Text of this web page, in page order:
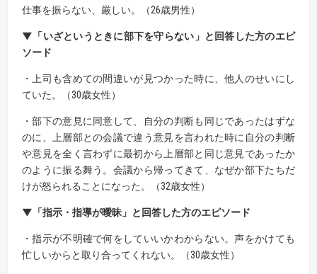
仕事を振らない、厳しい。（26歳男性）
▼「いざというときに部下を守らない」と回答した方のエピ
ソード
・上司も含めての間違いが見つかった時に、他人のせいにし
ていた。（30歳女性）
・部下の意見に同意して、自分の判断も同じであったはずな
のに、上層部との会議で違う意見を言われた時に自分の判断
や意見を全く言わずに最初から上層部と同じ意見であったか
のように振る舞う。会議から帰ってきて、なぜか部下たちだ
けが怒られることになった。（32歳女性）
▼「指示・指導が曖昧」と回答した方のエピソード
・指示が不明確で何をしていいかわからない。声をかけても
忙しいからと取り合ってくれない。（30歳女性）